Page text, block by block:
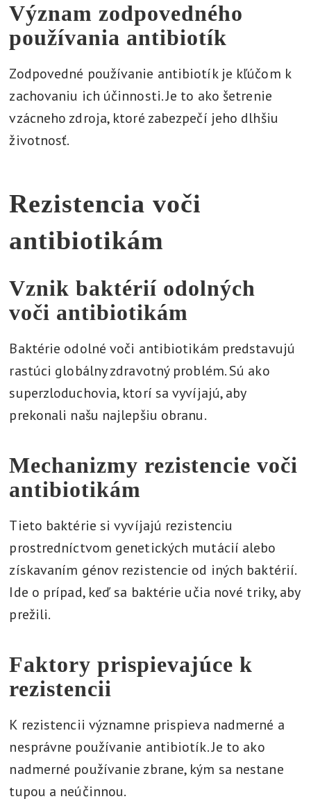
Význam zodpovedného
používania antibiotík
Zodpovedné používanie antibiotík je kľúčom k
zachovaniu ich účinnosti. Je to ako šetrenie
vzácneho zdroja, ktoré zabezpečí jeho dlhšiu
životnosť.
Rezistencia voči
antibiotikám
Vznik baktérií odolných
voči antibiotikám
Baktérie odolné voči antibiotikám predstavujú
rastúci globálny zdravotný problém. Sú ako
superzloduchovia, ktorí sa vyvíjajú, aby
prekonali našu najlepšiu obranu.
Mechanizmy rezistencie voči
antibiotikám
Tieto baktérie si vyvíjajú rezistenciu
prostredníctvom genetických mutácií alebo
získavaním génov rezistencie od iných baktérií.
Ide o prípad, keď sa baktérie učia nové triky, aby
prežili.
Faktory prispievajúce k
rezistencii
K rezistencii významne prispieva nadmerné a
nesprávne používanie antibiotík. Je to ako
nadmerné používanie zbrane, kým sa nestane
tupou a neúčinnou.